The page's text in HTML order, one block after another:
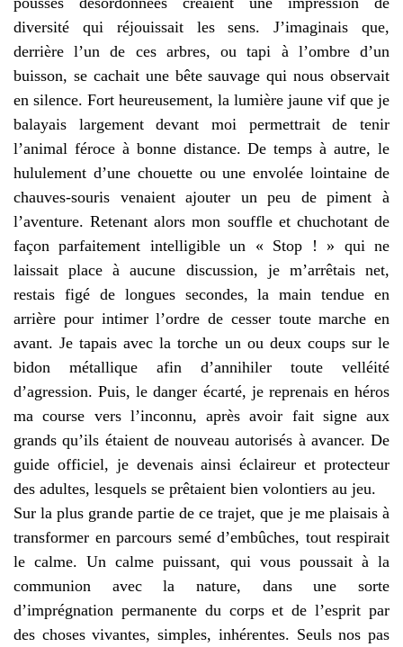
diversité qui réjouissait les sens. J’imaginais que,
derrière l’un de ces arbres, ou tapi à l’ombre d’un
buisson, se cachait une bête sauvage qui nous observait
en silence. Fort heureusement, la lumière jaune vif que je
balayais largement devant moi permettrait de tenir
l’animal féroce à bonne distance. De temps à autre, le
hululement d’une chouette ou une envolée lointaine de
chauves-souris venaient ajouter un peu de piment à
l’aventure. Retenant alors mon souffle et chuchotant de
façon parfaitement intelligible un « Stop ! » qui ne
laissait place à aucune discussion, je m’arrêtais net,
restais figé de longues secondes, la main tendue en
arrière pour intimer l’ordre de cesser toute marche en
avant. Je tapais avec la torche un ou deux coups sur le
bidon métallique afin d’annihiler toute velléité
d’agression. Puis, le danger écarté, je reprenais en héros
ma course vers l’inconnu, après avoir fait signe aux
grands qu’ils étaient de nouveau autorisés à avancer. De
guide officiel, je devenais ainsi éclaireur et protecteur
des adultes, lesquels se prêtaient bien volontiers au jeu.
Sur la plus grande partie de ce trajet, que je me plaisais à
transformer en parcours semé d’embûches, tout respirait
le calme. Un calme puissant, qui vous poussait à la
communion avec la nature, dans une sorte
d’imprégnation permanente du corps et de l’esprit par
des choses vivantes, simples, inhérentes. Seuls nos pas